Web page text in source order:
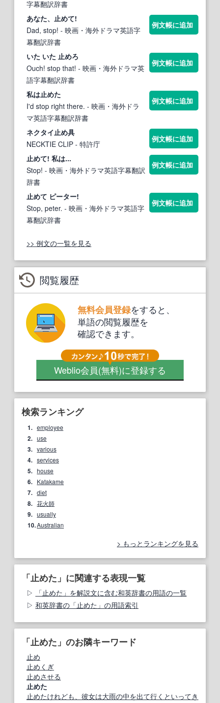
字幕翻訳辞書
あなた、
止めて!
Dad, stop! - 映画・海外ドラマ英語字
幕翻訳辞書
例文帳に追加
いた いた 止めろ
Ouch! stop that! - 映画・海外ドラマ英
語字幕翻訳辞書
例文帳に追加
私は止めた
I'd stop right there. - 映画・海外ドラ
マ英語字幕翻訳辞書
例文帳に追加
ネクタイ 止め具
NECKTIE CLIP - 特許庁
例文帳に追加
止めて! 私は...
Stop! - 映画・海外ドラマ英語字幕翻訳
辞書
例文帳に追加
止めて ピーター!
Stop, peter. - 映画・海外ドラマ英語字
幕翻訳辞書
例文帳に追加
>> 例文の一覧を見る
閲覧履歴
無料会員登録をすると、
単語の閲覧履歴を
確認できます。
Weblio会員(無料)に登録する
検索ランキング
1. employee
2. use
3. various
4. services
5. house
6. Katakame
7. diet
8. 花火師
9. usually
10.Australian
もっとランキングを見る
「止めた」に関連する表現一覧
「止めた」を解説文に含む和英辞書の用語の一覧
和英辞書の「止めた」の用語索引
「止めた」のお隣キーワード
止め
止めくぎ
止めさせる
止めた
止めたけれども、彼女は大雨の中を出て行くといってき